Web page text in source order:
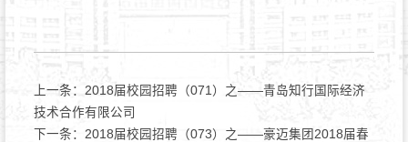
上一条： 2018届校园招聘（071）之——青岛知行国际经济
技术合作有限公司
下一条： 2018届校园招聘（073）之——豪迈集团2018届春